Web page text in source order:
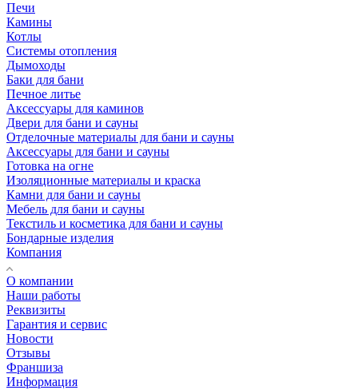
Печи
Камины
Котлы
Системы отопления
Дымоходы
Баки для бани
Печное литье
Аксессуары для каминов
Двери для бани и сауны
Отделочные материалы для бани и сауны
Аксессуары для бани и сауны
Готовка на огне
Изоляционные материалы и краска
Камни для бани и сауны
Мебель для бани и сауны
Текстиль и косметика для бани и сауны
Бондарные изделия
Компания
О компании
Наши работы
Реквизиты
Гарантия и сервис
Новости
Отзывы
Франшиза
Информация